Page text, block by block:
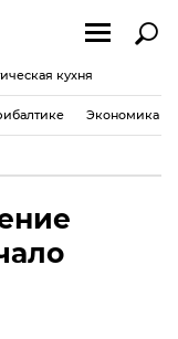
кухня
Экономика